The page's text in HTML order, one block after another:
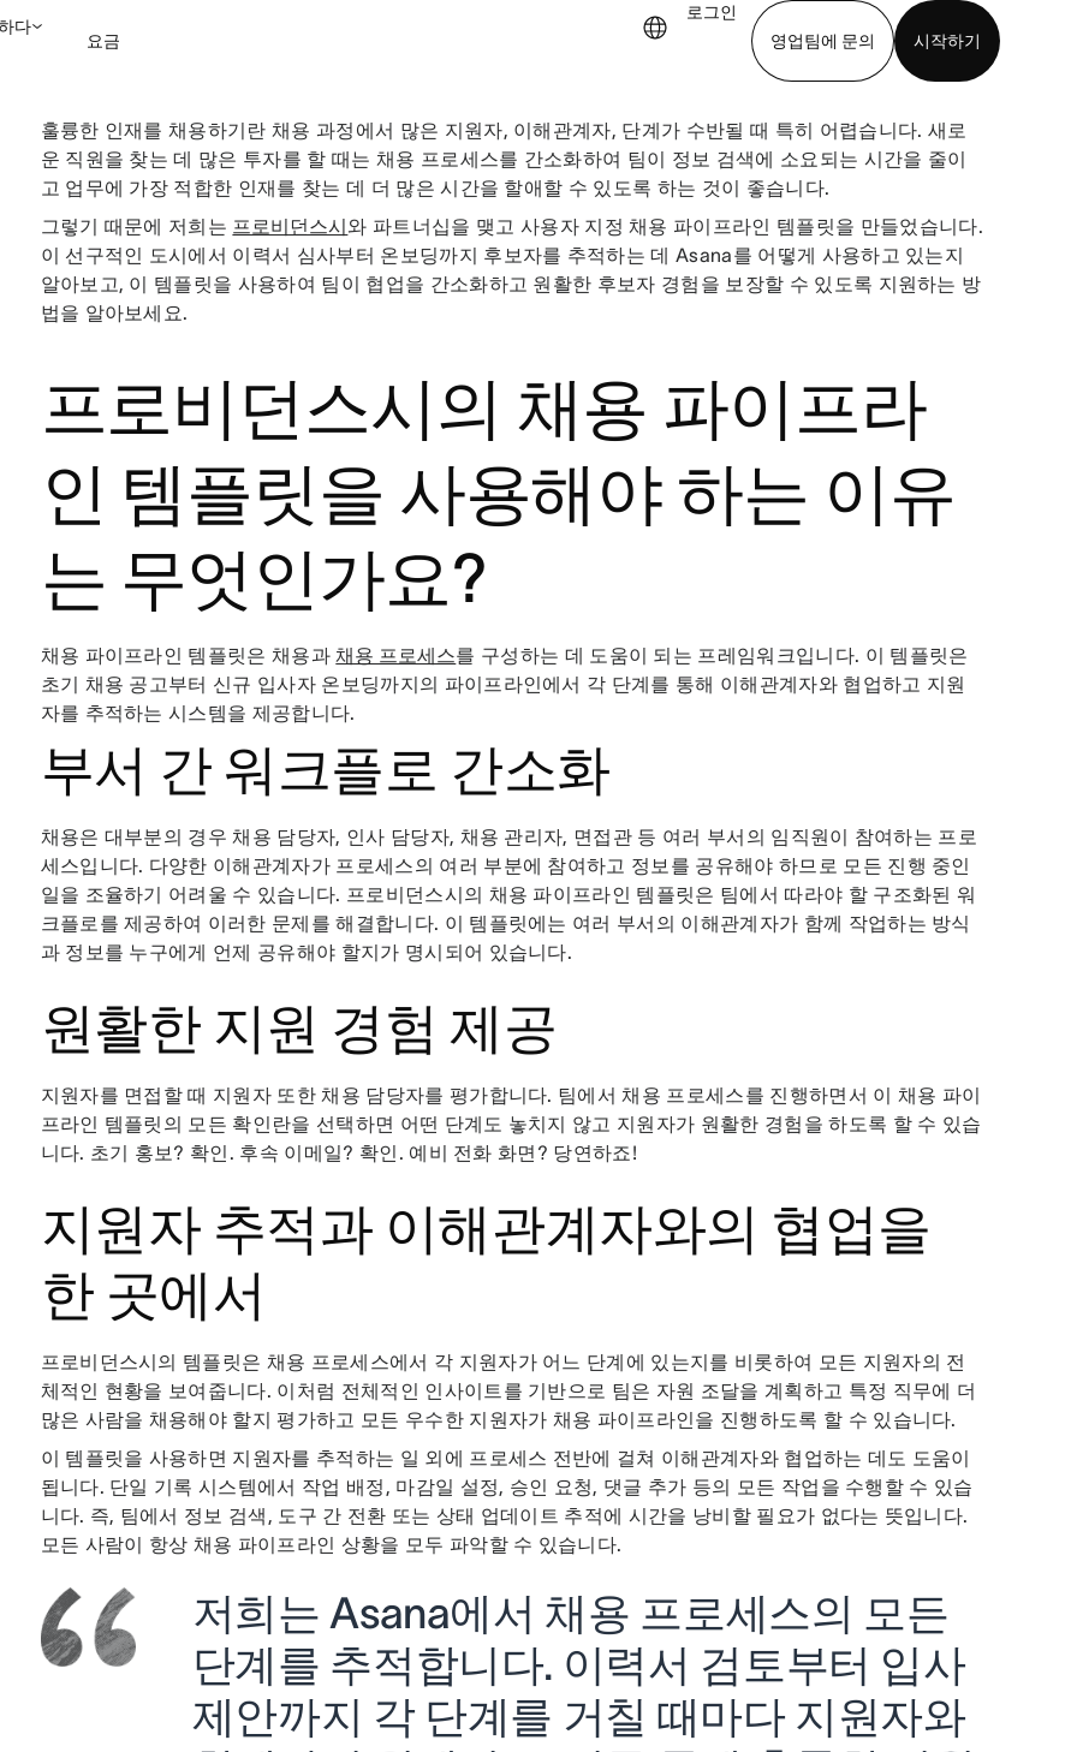
다
요금
로그인
영업팀에 문의
시작하기
영업팀에 문의 데모 보기 앱 다운로드
훌륭한 인재를 채용하기란 채용 과정에서 많은 지원자, 이해관계자, 단계가 수반될 때 특히 어렵습니다. 새로
운 직원을 찾는 데 많은 투자를 할 때는 채용 프로세스를 간소화하여 팀이 정보 검색에 소요되는 시간을 줄이
고 업무에 가장 적합한 인재를 찾는 데 더 많은 시간을 할애할 수 있도록 하는 것이 좋습니다.
그렇기 때문에 저희는 프로비던스시와 파트너십을 맺고 사용자 지정 채용 파이프라인 템플릿을 만들었습니다.
이 선구적인 도시에서 이력서 심사부터 온보딩까지 후보자를 추적하는 데 Asana를 어떻게 사용하고 있는지
알아보고, 이 템플릿을 사용하여 팀이 협업을 간소화하고 원활한 후보자 경험을 보장할 수 있도록 지원하는 방
법을 알아보세요.
프로비던스시의 채용 파이프라
인 템플릿을 사용해야 하는 이유
는 무엇인가요?
채용 파이프라인 템플릿은 채용과 채용 프로세스를 구성하는 데 도움이 되는 프레임워크입니다. 이 템플릿은
초기 채용 공고부터 신규 입사자 온보딩까지의 파이프라인에서 각 단계를 통해 이해관계자와 협업하고 지원
자를 추적하는 시스템을 제공합니다.
부서 간 워크플로 간소화
채용은 대부분의 경우 채용 담당자, 인사 담당자, 채용 관리자, 면접관 등 여러 부서의 임직원이 참여하는 프로
세스입니다. 다양한 이해관계자가 프로세스의 여러 부분에 참여하고 정보를 공유해야 하므로 모든 진행 중인
일을 조율하기 어려울 수 있습니다. 프로비던스시의 채용 파이프라인 템플릿은 팀에서 따라야 할 구조화된 워
크플로를 제공하여 이러한 문제를 해결합니다. 이 템플릿에는 여러 부서의 이해관계자가 함께 작업하는 방식
과 정보를 누구에게 언제 공유해야 할지가 명시되어 있습니다.
원활한 지원 경험 제공
지원자를 면접할 때 지원자 또한 채용 담당자를 평가합니다. 팀에서 채용 프로세스를 진행하면서 이 채용 파이
프라인 템플릿의 모든 확인란을 선택하면 어떤 단계도 놓치지 않고 지원자가 원활한 경험을 하도록 할 수 있습
니다. 초기 홍보? 확인. 후속 이메일? 확인. 예비 전화 화면? 당연하죠!
지원자 추적과 이해관계자와의 협업을
한 곳에서
프로비던스시의 템플릿은 채용 프로세스에서 각 지원자가 어느 단계에 있는지를 비롯하여 모든 지원자의 전
체적인 현황을 보여줍니다. 이처럼 전체적인 인사이트를 기반으로 팀은 자원 조달을 계획하고 특정 직무에 더
많은 사람을 채용해야 할지 평가하고 모든 우수한 지원자가 채용 파이프라인을 진행하도록 할 수 있습니다.
이 템플릿을 사용하면 지원자를 추적하는 일 외에 프로세스 전반에 걸쳐 이해관계자와 협업하는 데도 도움이
됩니다. 단일 기록 시스템에서 작업 배정, 마감일 설정, 승인 요청, 댓글 추가 등의 모든 작업을 수행할 수 있습
니다. 즉, 팀에서 정보 검색, 도구 간 전환 또는 상태 업데이트 추적에 시간을 낭비할 필요가 없다는 뜻입니다.
모든 사람이 항상 채용 파이프라인 상황을 모두 파악할 수 있습니다.
저희는 Asana에서 채용 프로세스의 모든
단계를 추적합니다. 이력서 검토부터 입사
제안까지 각 단계를 거칠 때마다 지원자와